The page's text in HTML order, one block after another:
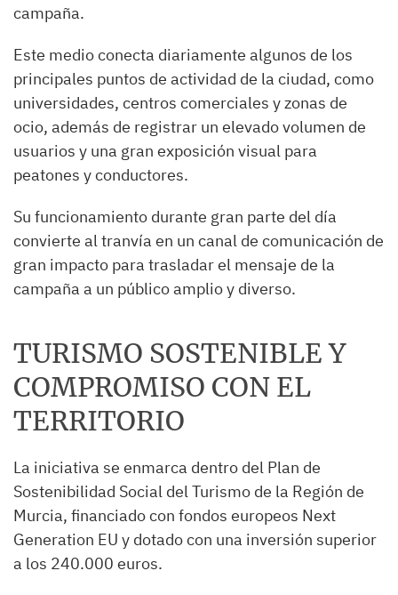
campaña.
Este medio conecta diariamente algunos de los
principales puntos de actividad de la ciudad, como
universidades, centros comerciales y zonas de
ocio, además de registrar un elevado volumen de
usuarios y una gran exposición visual para
peatones y conductores.
Su funcionamiento durante gran parte del día
convierte al tranvía en un canal de comunicación de
gran impacto para trasladar el mensaje de la
campaña a un público amplio y diverso.
TURISMO SOSTENIBLE Y
COMPROMISO CON EL
TERRITORIO
La iniciativa se enmarca dentro del Plan de
Sostenibilidad Social del Turismo de la Región de
Murcia, financiado con fondos europeos Next
Generation EU y dotado con una inversión superior
a los 240.000 euros.